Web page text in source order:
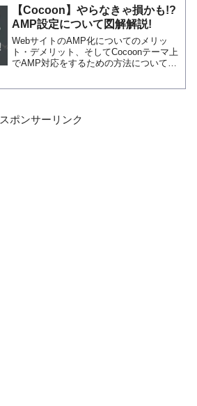
は、記事を作成してから、投稿するまで
の流れを簡単に説明します...
【Cocoon】やらなきゃ損かも!?
AMP設定について図解解説!
WebサイトのAMP化についてのメリッ
ト・デメリット、そしてCocoonテーマ上
でAMP対応をするための方法について図
スポンサーリンク